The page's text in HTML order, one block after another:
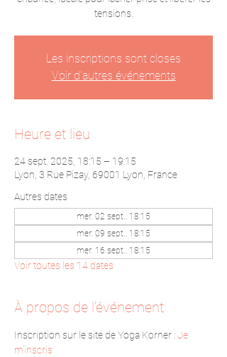
tensions.
Les inscriptions sont closes
Voir d'autres événements
Heure et lieu
24 sept. 2025, 18:15 – 19:15
Lyon, 3 Rue Pizay, 69001 Lyon, France
Autres dates
mer. 02 sept., 18:15
mer. 09 sept., 18:15
mer. 16 sept., 18:15
Voir toutes les 14 dates
À propos de l'événement
Inscription sur le site de Yoga Korner : Je
m'inscris